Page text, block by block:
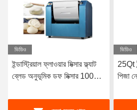
ভিডিও
ইন্ডাস্ট্রিয়াল ফ্লাওয়ার মিক্সার ফ্ল্যাট
ব্লেড অনুভূমিক ডফ মিক্সার 100
ভিডিও
25Qt
পিজা